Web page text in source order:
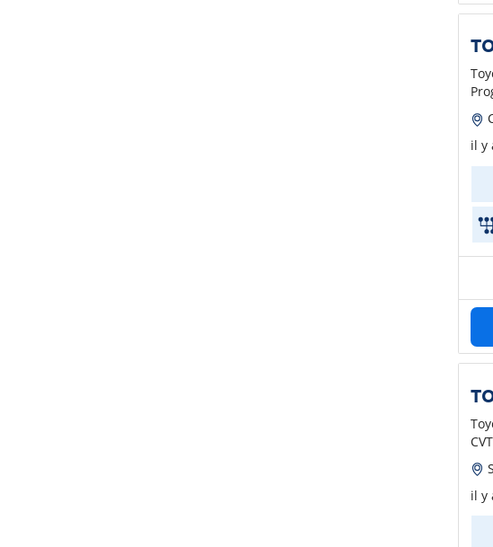
il y
CVT
il y